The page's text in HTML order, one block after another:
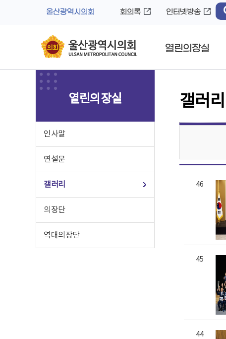
울산광역시의회 회의록 인터넷방송
열린의장실
열린의장실
인사말
연설문
갤러리
의장단
역대의장단
갤러리
46
45
44